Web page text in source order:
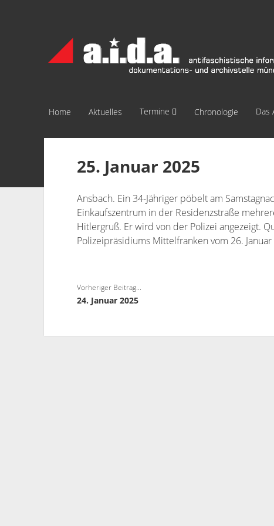
Archiv
München
Home Aktuelles Termine Chronologie Das
25. Januar 2025
Ansbach. Ein 34-Jähriger pöbelt am
Einkaufszentrum in der Residenzstraße
Hitlergruß. Er wird von der Polizei angezeigt.
Polizeipräsidiums Mittelfranken vom 26. Januar
Vorheriger Beitrag...
24. Januar 2025